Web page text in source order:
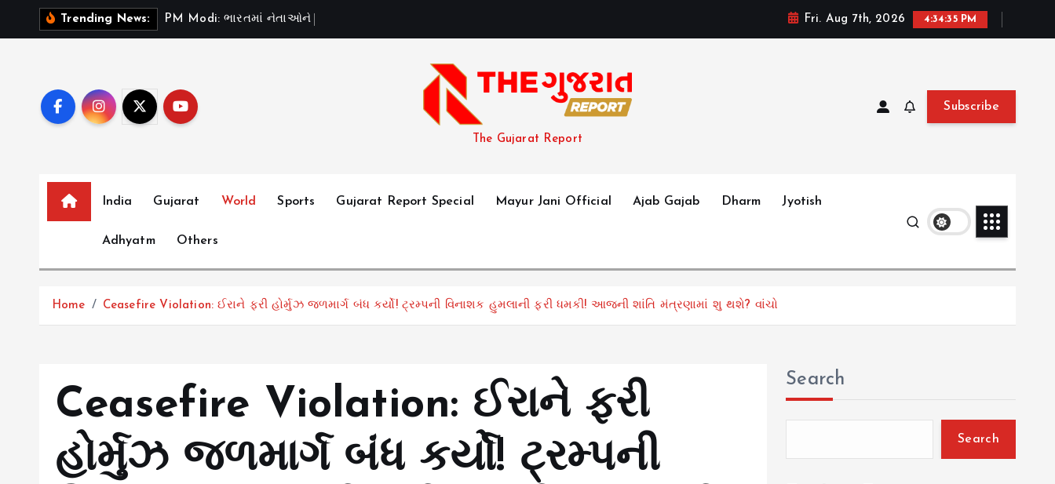
Trending News: P M M o d i: ભરતમ નતઓન Fri. Aug 7th, 2026 4:34:36 PM
The Gujarat Report
Subscribe
India Gujarat World Sports Gujarat Report Special Mayur Jani Official Ajab Gajab Dharm Jyotish
Adhyatm Others
Home Ceasefire Violation: ઈરાને ફરી હોર્મુઝ જળમાર્ગ બંધ કર્યો! ટ્રમ્પની વિનાશક હુમલાની ફરી ધમકી! આજની શાંતિ મંત્રણામાં શુ થશે? વાંચો
Ceasefire Violation: ઈરાને ફરી
હોર્મુઝ જળમાર્ગ બંધ કર્યો! ટ્રમ્પની
Search
Search